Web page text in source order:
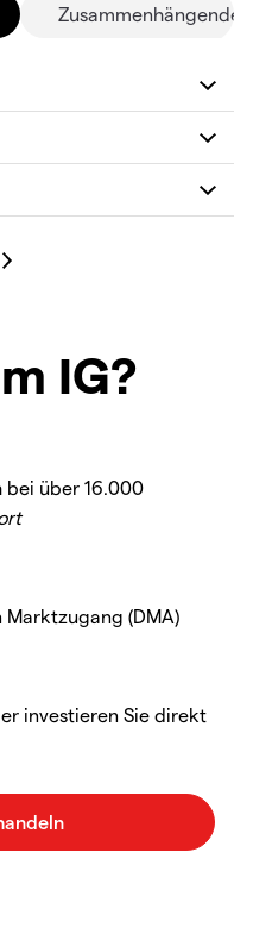
Zusammenhängende
IG?
bei über 16.000
(DMA)
investieren Sie direkt